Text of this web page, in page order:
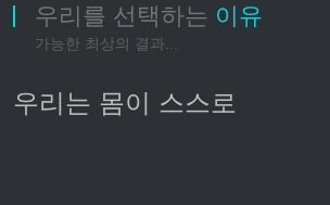
우리를 선택하는 이유
가능한 최상의 결과...
우리는 몸이 스스로